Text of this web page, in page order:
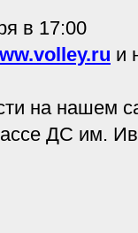
в 17:00
и
на нашем
ДС им.